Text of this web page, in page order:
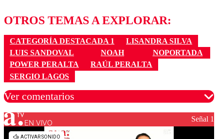
OTROS TEMAS A EXPLORAR:
CATEGORÍA DESTACADA 1
LISANDRA SILVA
LUIS SANDOVAL
NOAH
NOPORTADA
POWER PERALTA
RAÚL PERALTA
SERGIO LAGOS
Ver comentarios
Los comentarios son moderados para garantizar un
diálogo respetuoso.
EN VIVO Señal 1